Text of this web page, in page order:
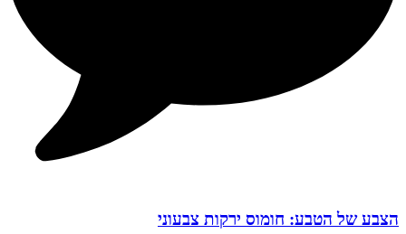
הצבע של הטבע: חומוס ירקות צבעוני